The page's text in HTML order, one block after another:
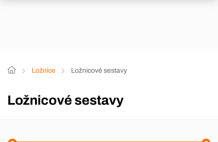
Ložnice Ložnicové sestavy
Ložnicové sestavy